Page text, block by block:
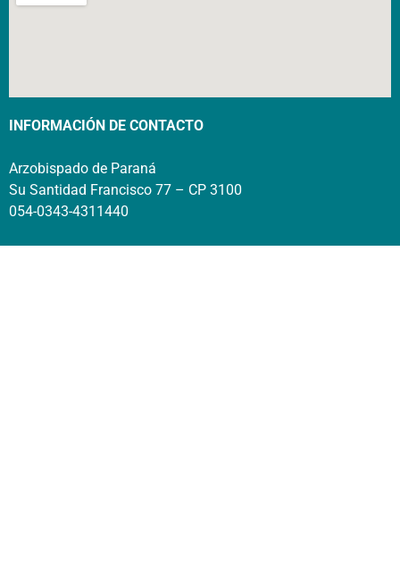
INFORMACIÓN DE CONTACTO
Arzobispado de Paraná
Su Santidad Francisco 77 – CP 3100
054-0343-4311440